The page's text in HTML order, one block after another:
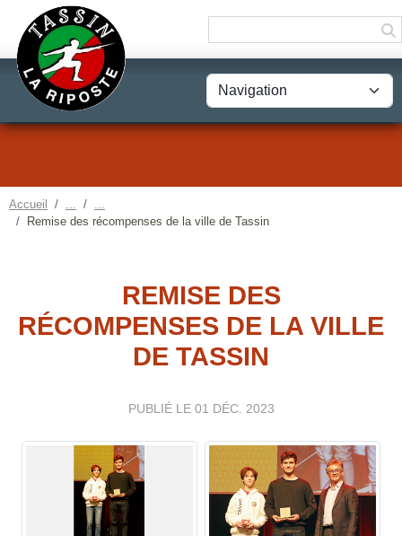
Accueil
Remise des récompenses de la ville de Tassin
REMISE DES
RÉCOMPENSES DE LA VILLE
DE TASSIN
PUBLIÉ LE 01 DÉC. 2023
Panneau de gestion des cookies